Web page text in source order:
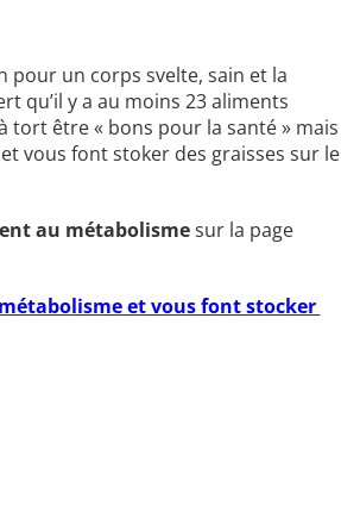
pour un corps svelte, sain et la
qu’il y a au moins 23 aliments
tort être « bons pour la santé » mais
vous font stoker des graisses sur le
au métabolismesur ​​la page
et vous font stocker